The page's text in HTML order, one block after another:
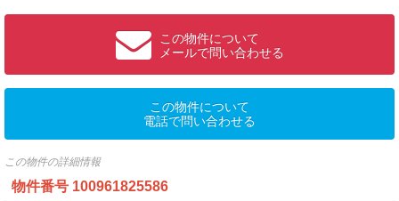
この物件について
メールで問い合わせる
この物件について
電話で問い合わせる
この物件の詳細情報
物件番号 100961825586